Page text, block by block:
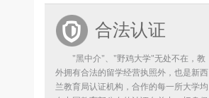
合法认证
"黑中介"、"野鸡大学"无处不在，教
外拥有合法的留学经营执照外，也是新西
兰教育局认证机构，合作的每一所大学均